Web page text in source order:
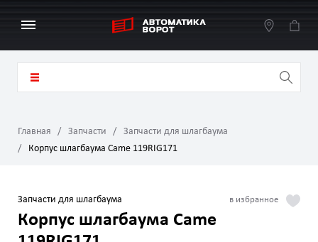
Главная Запчасти
Запчасти для шлагбаума
Корпус шлагбаума Came 119RIG171
Запчасти для шлагбаума
Корпус шлагбаума Came